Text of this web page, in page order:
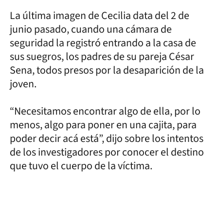
La última imagen de Cecilia data del 2 de
junio pasado, cuando una cámara de
seguridad la registró entrando a la casa de
sus suegros, los padres de su pareja César
Sena, todos presos por la desaparición de la
joven.
“Necesitamos encontrar algo de ella, por lo
menos, algo para poner en una cajita, para
poder decir acá está”, dijo sobre los intentos
de los investigadores por conocer el destino
que tuvo el cuerpo de la víctima.